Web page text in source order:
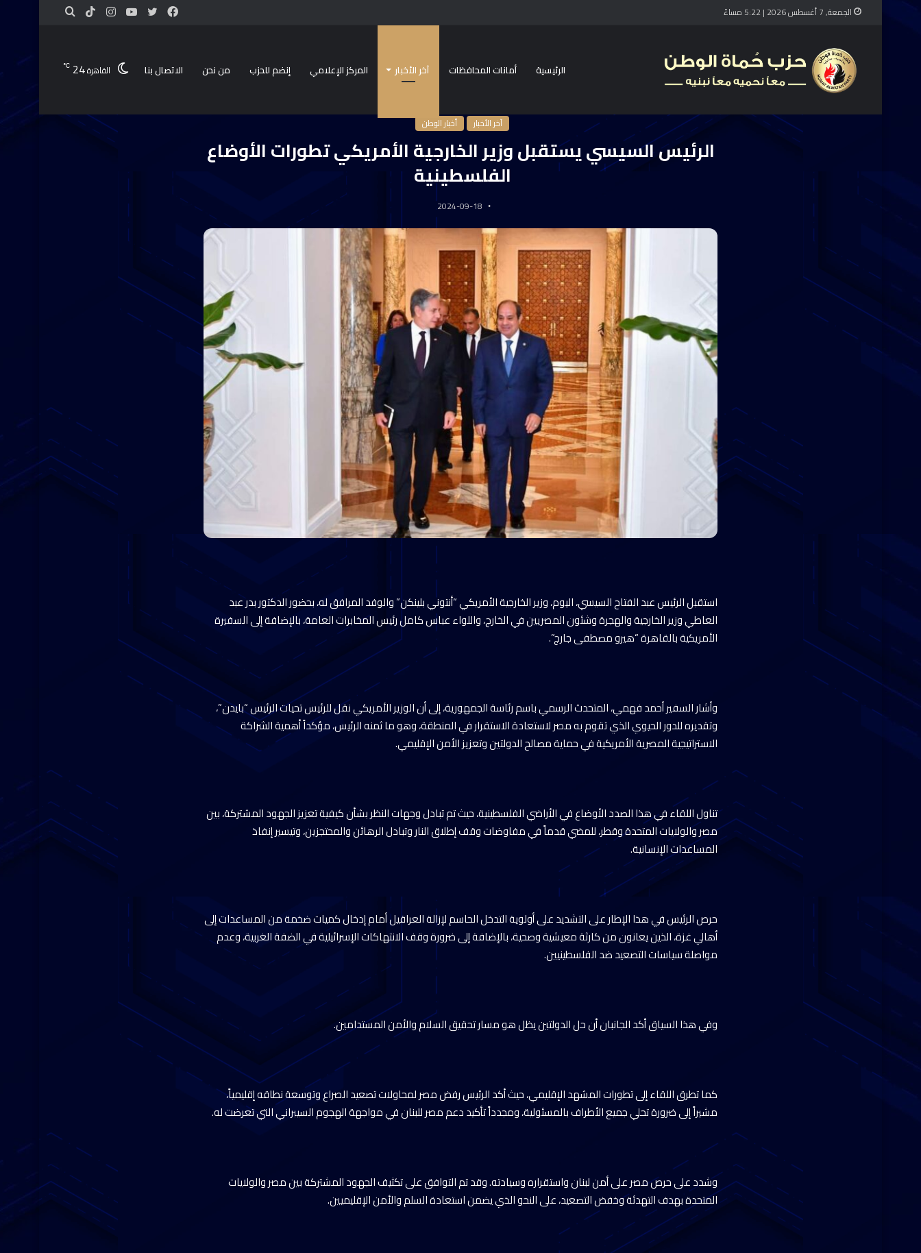
الجمعة, 7 أغسطس 2026 | 5:22 مساءً
الرئيسية أمانات المحافظات آخر الأخبار المركز الإعلامي إنضم للحزب من نحن الاتصال بنا القاهرة24
℃
آخر الأخبار أخبار الوطن
الرئيس السيسي يستقبل وزير الخارجية الأمريكي تطورات الأوضاع
الفلسطينية
2024-09-18
استقبل الرئيس عبد الفتاح السيسي، اليوم، وزير الخارجية الأمريكي “أنتوني بلينكن” والوفد المرافق له، بحضور الدكتور بدر عبد
العاطي وزير الخارجية والهجرة وشئون المصريين في الخارج، واللواء عباس كامل رئيس المخابرات العامة، بالإضافة إلى السفيرة
الأمريكية بالقاهرة “هيرو مصطفى جارج”.
وأشار السفير أحمد فهمي، المتحدث الرسمي باسم رئاسة الجمهورية، إلى أن الوزير الأمريكي نقل للرئيس تحيات الرئيس “بايدن”،
وتقديره للدور الحيوي الذي تقوم به مصر لاستعادة الاستقرار في المنطقة، وهو ما ثمنه الرئيس، مؤكداً أهمية الشراكة
الاستراتيجية المصرية الأمريكية في حماية مصالح الدولتين وتعزيز الأمن الإقليمي.
تناول اللقاء في هذا الصدد الأوضاع في الأراضي الفلسطينية، حيث تم تبادل وجهات النظر بشأن كيفية تعزيز الجهود المشتركة، بين
مصر والولايات المتحدة وقطر، للمضي قدماً في مفاوضات وقف إطلاق النار وتبادل الرهائن والمحتجزين، وتيسير إنفاذ
المساعدات الإنسانية.
حرص الرئيس في هذا الإطار على التشديد على أولوية التدخل الحاسم لإزالة العراقيل أمام إدخال كميات ضخمة من المساعدات إلى
أهالي غزة، الذين يعانون من كارثة معيشية وصحية، بالإضافة إلى ضرورة وقف الانتهاكات الإسرائيلية في الضفة الغربية، وعدم
مواصلة سياسات التصعيد ضد الفلسطينيين.
وفي هذا السياق أكد الجانبان أن حل الدولتين يظل هو مسار تحقيق السلام والأمن المستدامين.
كما تطرق اللقاء إلى تطورات المشهد الإقليمي، حيث أكد الرئيس رفض مصر لمحاولات تصعيد الصراع وتوسعة نطاقه إقليمياً،
مشيراً إلى ضرورة تحلي جميع الأطراف بالمسئولية، ومجدداً تأكيد دعم مصر للبنان في مواجهة الهجوم السيبراني التي تعرضت له.
وشدد على حرص مصر على أمن لبنان واستقراره وسيادته. وقد تم التوافق على تكثيف الجهود المشتركة بين مصر والولايات
المتحدة بهدف التهدئة وخفض التصعيد، على النحو الذي يضمن استعادة السلم والأمن الإقليميين.